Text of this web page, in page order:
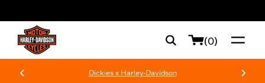
(0)
Dickies x Harley-Davidson